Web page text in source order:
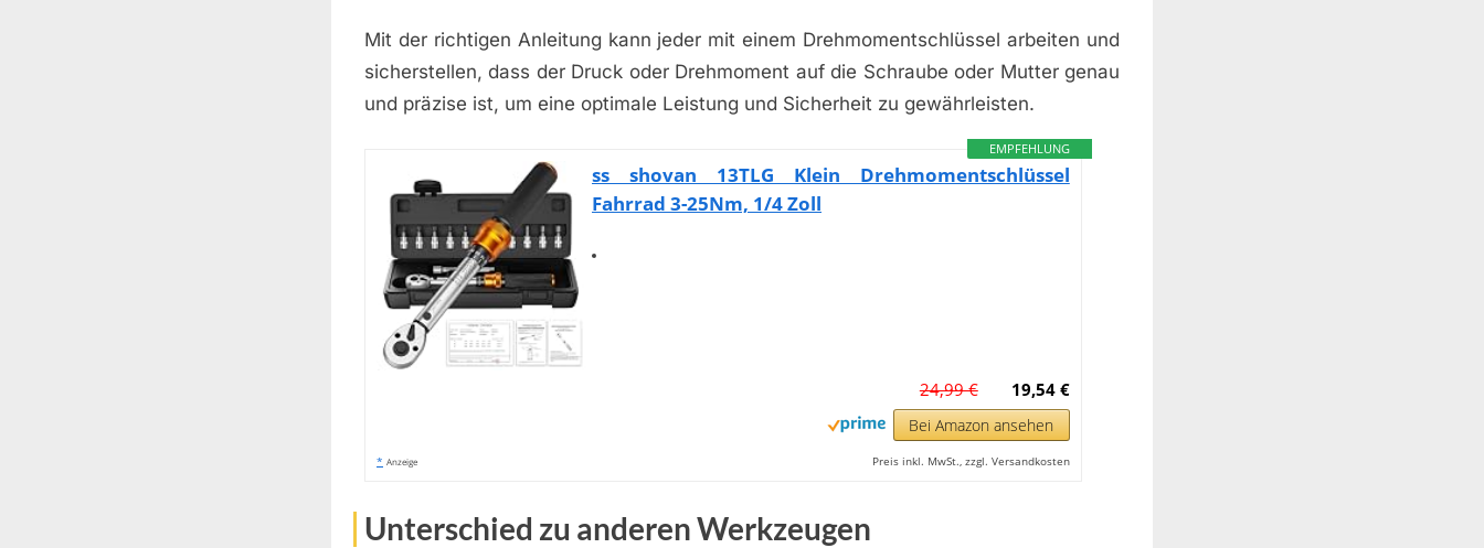
Mit der richtigen Anleitung kann jeder mit einem Drehmomentschlüssel arbeiten und
sicherstellen, dass der Druck oder Drehmoment auf die Schraube oder Mutter genau
und präzise ist, um eine optimale Leistung und Sicherheit zu gewährleisten.
EMPFEHLUNG
ss shovan 13TLG Klein Drehmomentschlüssel
Fahrrad 3-25Nm, 1/4 Zoll
19,54 €
24,99 €
Bei Amazon ansehen
* Anzeige Preis inkl. MwSt., zzgl. Versandkosten
Unterschied zu anderen Werkzeugen